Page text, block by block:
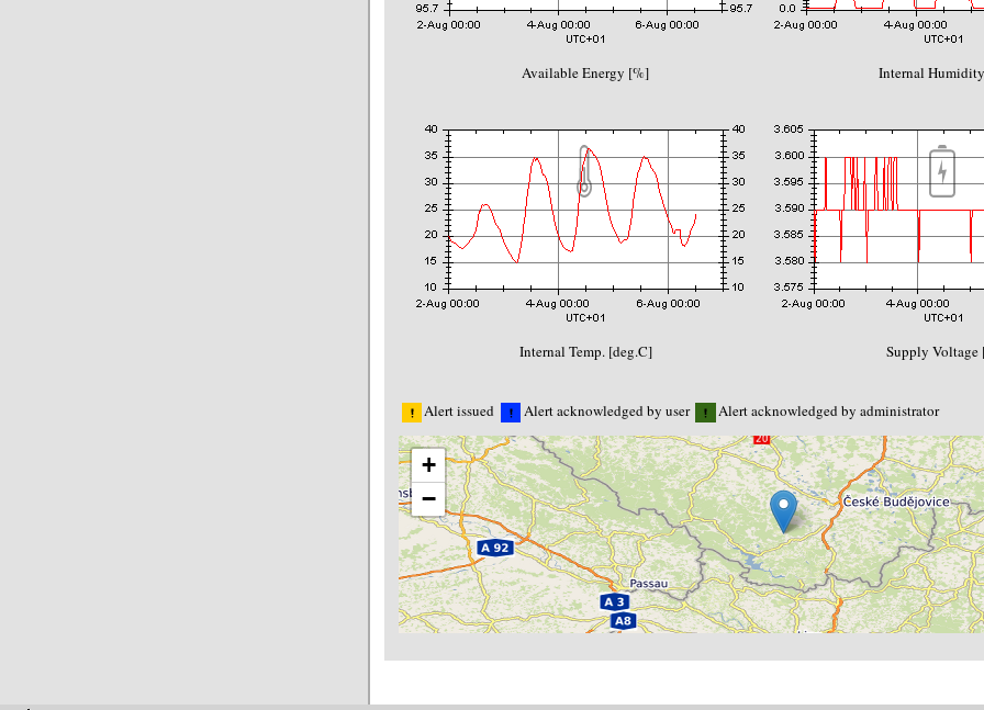
Available Energy [%] Internal
Internal Temp. [deg.C] Supply Voltage
Alert issued Alert acknowledged by user Alert acknowledged by administrator
+
−